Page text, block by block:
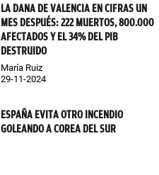
LA DANA DE VALENCIA EN CIFRAS UN
MES DESPUÉS: 222 MUERTOS, 800.000
AFECTADOS Y EL 34% DEL PIB
DESTRUIDO
María Ruiz
29-11-2024
ESPAÑA EVITA OTRO INCENDIO
GOLEANDO A COREA DEL SUR